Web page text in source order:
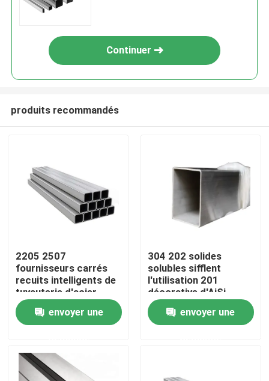
Accueil
Contacts
Continuer
produits recommandés
2205 2507
fournisseurs carrés
recuits intelligents de
tuyauterie d'acier
inoxydable du tube
310S 201 304 304L
316 316L
envoyer une
304 202 solides
solubles sifflent
l'utilisation 201
décorative d'AiSi
S30815 3mm de place
laminés à froid
envoyer une